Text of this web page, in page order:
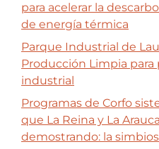
para acelerar la
de energía térmica
Parque Industrial de
Producción Limpia
industrial
Programas de Corfo
que La Reina y La
demostrando: la